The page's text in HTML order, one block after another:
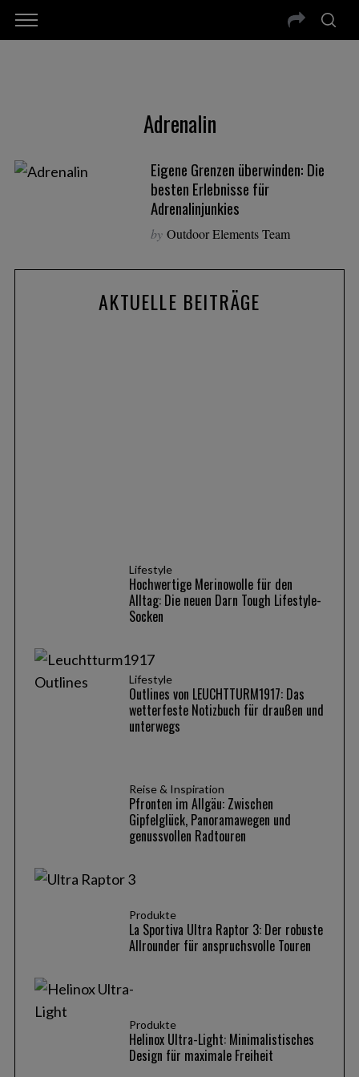
Adrenalin
Eigene Grenzen überwinden: Die
besten Erlebnisse für
Adrenalinjunkies
by Outdoor Elements Team
AKTUELLE BEITRÄGE
Lifestyle
Hochwertige Merinowolle für den
Alltag: Die neuen Darn Tough Lifestyle-
Socken
Lifestyle
Outlines von LEUCHTTURM1917: Das
wetterfeste Notizbuch für draußen und
unterwegs
Reise & Inspiration
Pfronten im Allgäu: Zwischen
Gipfelglück, Panoramawegen und
genussvollen Radtouren
Produkte
La Sportiva Ultra Raptor 3: Der robuste
Allrounder für anspruchsvolle Touren
Produkte
Helinox Ultra-Light: Minimalistisches
Design für maximale Freiheit